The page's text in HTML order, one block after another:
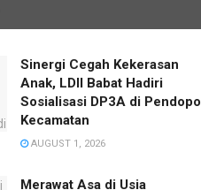
Sinergi Cegah Kekerasan
Anak, LDII Babat Hadiri
Sosialisasi DP3A di Pendopo
Kecamatan
AUGUST 1, 2026
Merawat Asa di Usia